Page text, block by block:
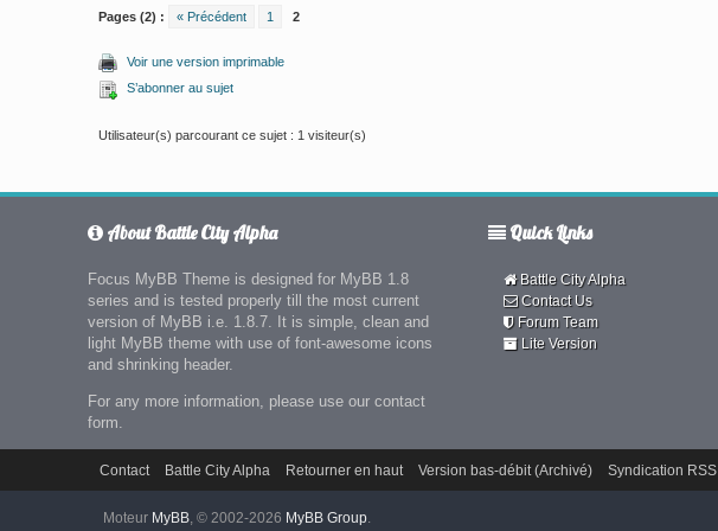
Pages (2) : « Précédent 1 2
Voir une version imprimable
S’abonner au sujet
Utilisateur(s) parcourant ce sujet : 1 visiteur(s)
About Battle City Alpha
Focus MyBB Theme is designed for MyBB 1.8
series and is tested properly till the most current
version of MyBB i.e. 1.8.7. It is simple, clean and
light MyBB theme with use of font-awesome icons
and shrinking header.
For any more information, please use our contact
form.
Quick Links
Battle City Alpha
Contact Us
Forum Team
Lite Version
Contact Battle City Alpha Retourner en haut Version bas-débit (Archivé) Syndication RSS
Moteur MyBB, © 2002-2026 MyBB Group.